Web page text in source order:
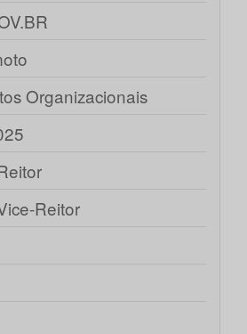
Organizacionais
Reitor